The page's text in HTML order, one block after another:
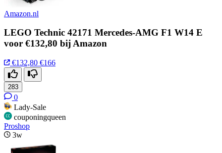
Amazon.nl
LEGO Technic 42171 Mercedes-AMG F1 W14 E
voor €132,80 bij Amazon
€132,80 €166
283
0
Lady-Sale
couponingqueen
Proshop
3w